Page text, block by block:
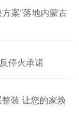
案”落地内蒙古
停火承诺
装 让您的家焕